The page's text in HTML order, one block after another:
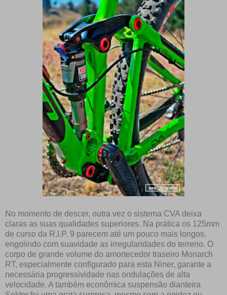
No momento de descer, outra vez o sistema CVA deixa
claras as suas qualidades superiores. Na prática os 125mm
de curso da R.I.P. 9 parecem até um pouco mais longos,
engolindo com suavidade as irregularidades do terreno. O
corpo de grande volume do amortecedor traseiro Monarch
RT, especialmente configurado para esta Niner, garante a
necessária progressividade nas ondulações de alta
velocidade. A também econômica suspensão dianteira